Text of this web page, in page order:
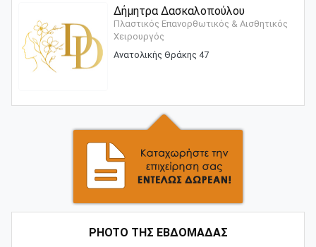
Δήμητρα Δασκαλοπούλου
Πλαστικός Επανορθωτικός & Αισθητικός
Χειρουργός
Ανατολικής Θράκης 47
PHOTO ΤΗΣ ΕΒΔΟΜΑΔΑΣ